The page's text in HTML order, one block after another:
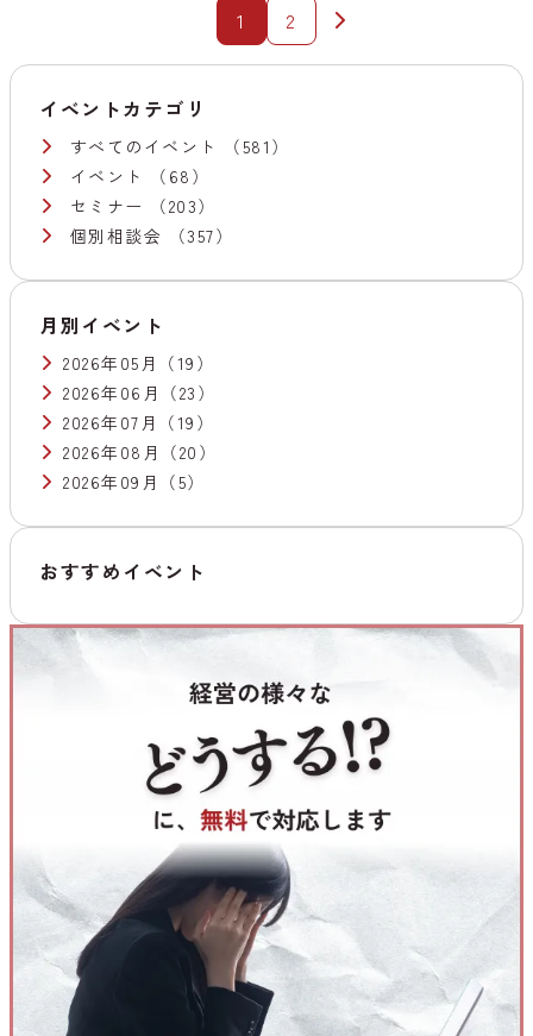
1 2
イベントカテゴリ
すべてのイベント
（581）
イベント
（68）
セミナー
（203）
個別相談会
（357）
月別イベント
2026年05月
（19）
2026年06月
（23）
2026年07月
（19）
2026年08月
（20）
2026年09月
（5）
おすすめイベント